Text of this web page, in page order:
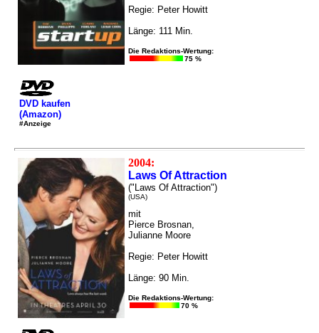
Regie: Peter Howitt
Länge: 111 Min.
Die Redaktions-Wertung:
75 %
DVD kaufen
(Amazon)
#Anzeige
2004:
Laws Of Attraction
("Laws Of Attraction")
(USA)
mit
Pierce Brosnan,
Julianne Moore
Regie: Peter Howitt
Länge: 90 Min.
Die Redaktions-Wertung:
70 %